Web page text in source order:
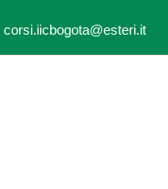
corsi.iicbogota@esteri.it